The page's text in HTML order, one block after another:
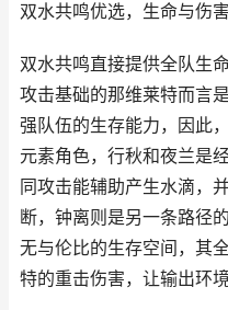
双水共鸣优选，生命与伤
双水共鸣直接提供全队生
攻击基础的那维莱特而言
强队伍的生存能力，因此
元素角色，行秋和夜兰是
同攻击能辅助产生水滴，
断，钟离则是另一条路径
无与伦比的生存空间，其
特的重击伤害，让输出环